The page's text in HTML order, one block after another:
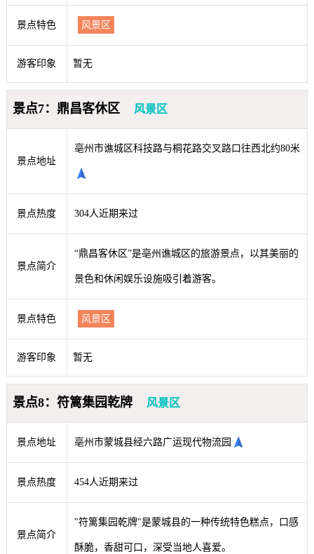
景点特色 风景区
游客印象 暂无
景点7：鼎昌客休区 风景区
景点地址
亳州市谯城区科技路与桐花路交叉路口往西北约80米
景点热度 304人近期来过
景点简介
“鼎昌客休区”是亳州谯城区的旅游景点，以其美丽的
景色和休闲娱乐设施吸引着游客。
景点特色 风景区
游客印象 暂无
景点8：符篱集园乾牌 风景区
景点地址 亳州市蒙城县经六路广运现代物流园
景点热度 454人近期来过
景点简介
"符篱集园乾牌"是蒙城县的一种传统特色糕点，口感
酥脆，香甜可口，深受当地人喜爱。